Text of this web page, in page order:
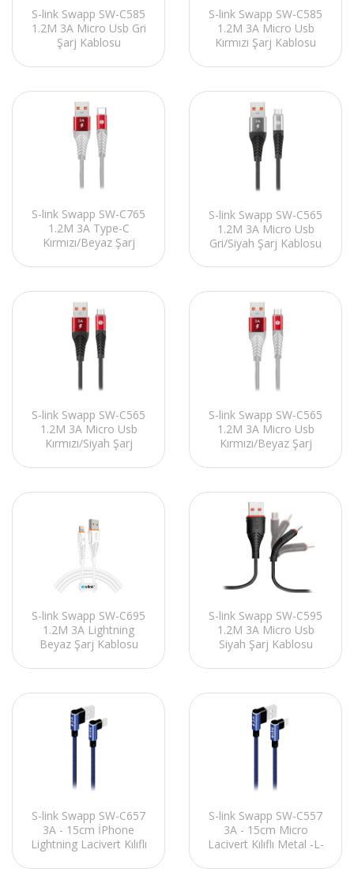
S-link Swapp SW-C585
1.2M 3A Micro Usb Gri
Şarj Kablosu
S-link Swapp SW-C585
1.2M 3A Micro Usb
Kırmızı Şarj Kablosu
S-link Swapp SW-C765
1.2M 3A Type-C
Kırmızı/Beyaz Şarj
S-link Swapp SW-C565
1.2M 3A Micro Usb
Gri/Siyah Şarj Kablosu
S-link Swapp SW-C565
1.2M 3A Micro Usb
Kırmızı/Siyah Şarj
S-link Swapp SW-C565
1.2M 3A Micro Usb
Kırmızı/Beyaz Şarj
S-link Swapp SW-C695
1.2M 3A Lightning
Beyaz Şarj Kablosu
S-link Swapp SW-C595
1.2M 3A Micro Usb
Siyah Şarj Kablosu
S-link Swapp SW-C657
3A - 15cm İPhone
Lightning Lacivert Kılıflı
S-link Swapp SW-C557
3A - 15cm Micro
Lacivert Kılıflı Metal -L-